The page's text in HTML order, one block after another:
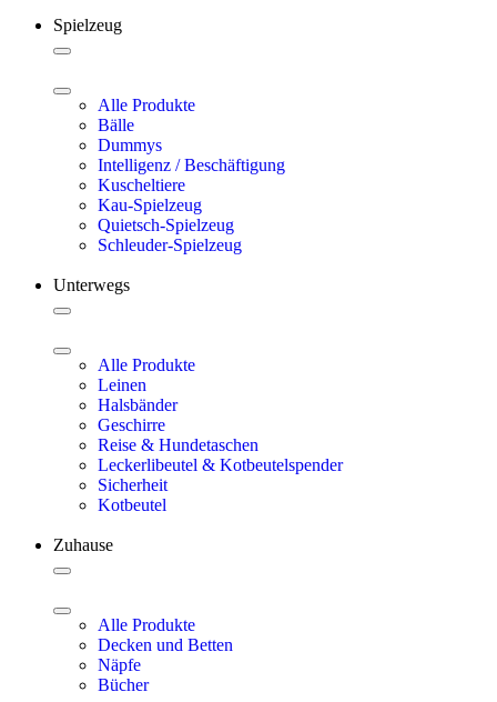
Spielzeug
Alle Produkte
Bälle
Dummys
Intelligenz / Beschäftigung
Kuscheltiere
Kau-Spielzeug
Quietsch-Spielzeug
Schleuder-Spielzeug
Unterwegs
Alle Produkte
Leinen
Halsbänder
Geschirre
Reise & Hundetaschen
Leckerlibeutel & Kotbeutelspender
Sicherheit
Kotbeutel
Zuhause
Alle Produkte
Decken und Betten
Näpfe
Bücher